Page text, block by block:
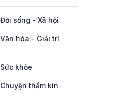
Đời sống - Xã hội
Văn hóa - Giải trí
Sức khỏe
Chuyện thầm kín